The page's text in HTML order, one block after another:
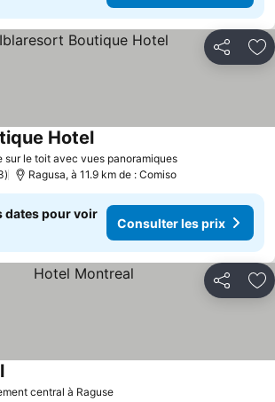
Partager
sur le toit avec vues panoramiquesConsulter les
HotelConsulter les prix
Ragusa, à 11.9 km de : Comiso
dates pour voir
Consulter les prix
Partager
central à RaguseConsulter les prix
Consulter les prix